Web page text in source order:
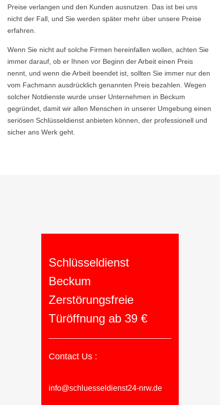
Preise verlangen und den Kunden ausnutzen. Das ist bei uns
nicht der Fall, und Sie werden später mehr über unsere Preise
erfahren.
Wenn Sie nicht auf solche Firmen hereinfallen wollen, achten Sie
immer darauf, ob er Ihnen vor Beginn der Arbeit einen Preis
nennt, und wenn die Arbeit beendet ist, sollten Sie immer nur den
vom Fachmann ausdrücklich genannten Preis bezahlen. Wegen
solcher Notdienste wurde unser Unternehmen in Beckum
gegründet, damit wir allen Menschen in unserer Umgebung einen
seriösen Schlüsseldienst anbieten können, der professionell und
sicher ans Werk geht.
Schlüsseldienst
Beckum
Zerstörungsfreie
Türöffnung ab 39 €
Contact Us :
info@schluesseldienst24-nrw.de